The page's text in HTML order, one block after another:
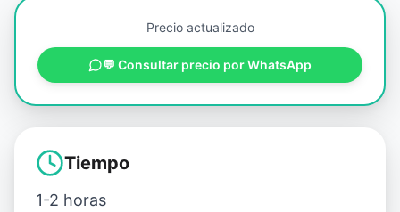
Precio actualizado
💬 Consultar precio por WhatsApp
Tiempo
1-2 horas